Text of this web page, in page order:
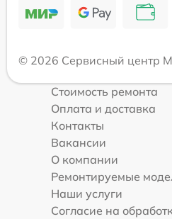
© 2026 Сервисный центр
Стоимость ремонта
Оплата и доставка
Контакты
Вакансии
О компании
Ремонтируемые
Наши услуги
Согласие на